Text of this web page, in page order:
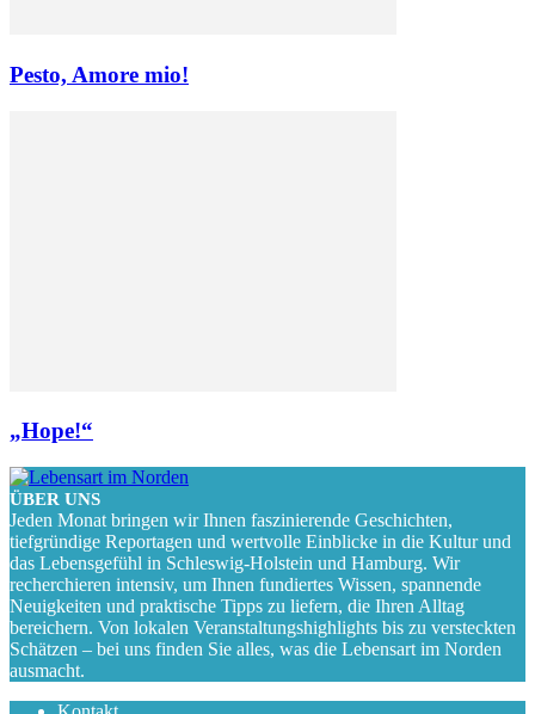
Pesto, Amore mio!
„Hope!“
ÜBER UNS
Jeden Monat bringen wir Ihnen faszinierende Geschichten,
tiefgründige Reportagen und wertvolle Einblicke in die Kultur und
das Lebensgefühl in Schleswig-Holstein und Hamburg. Wir
recherchieren intensiv, um Ihnen fundiertes Wissen, spannende
Neuigkeiten und praktische Tipps zu liefern, die Ihren Alltag
bereichern. Von lokalen Veranstaltungshighlights bis zu versteckten
Schätzen – bei uns finden Sie alles, was die Lebensart im Norden
ausmacht.